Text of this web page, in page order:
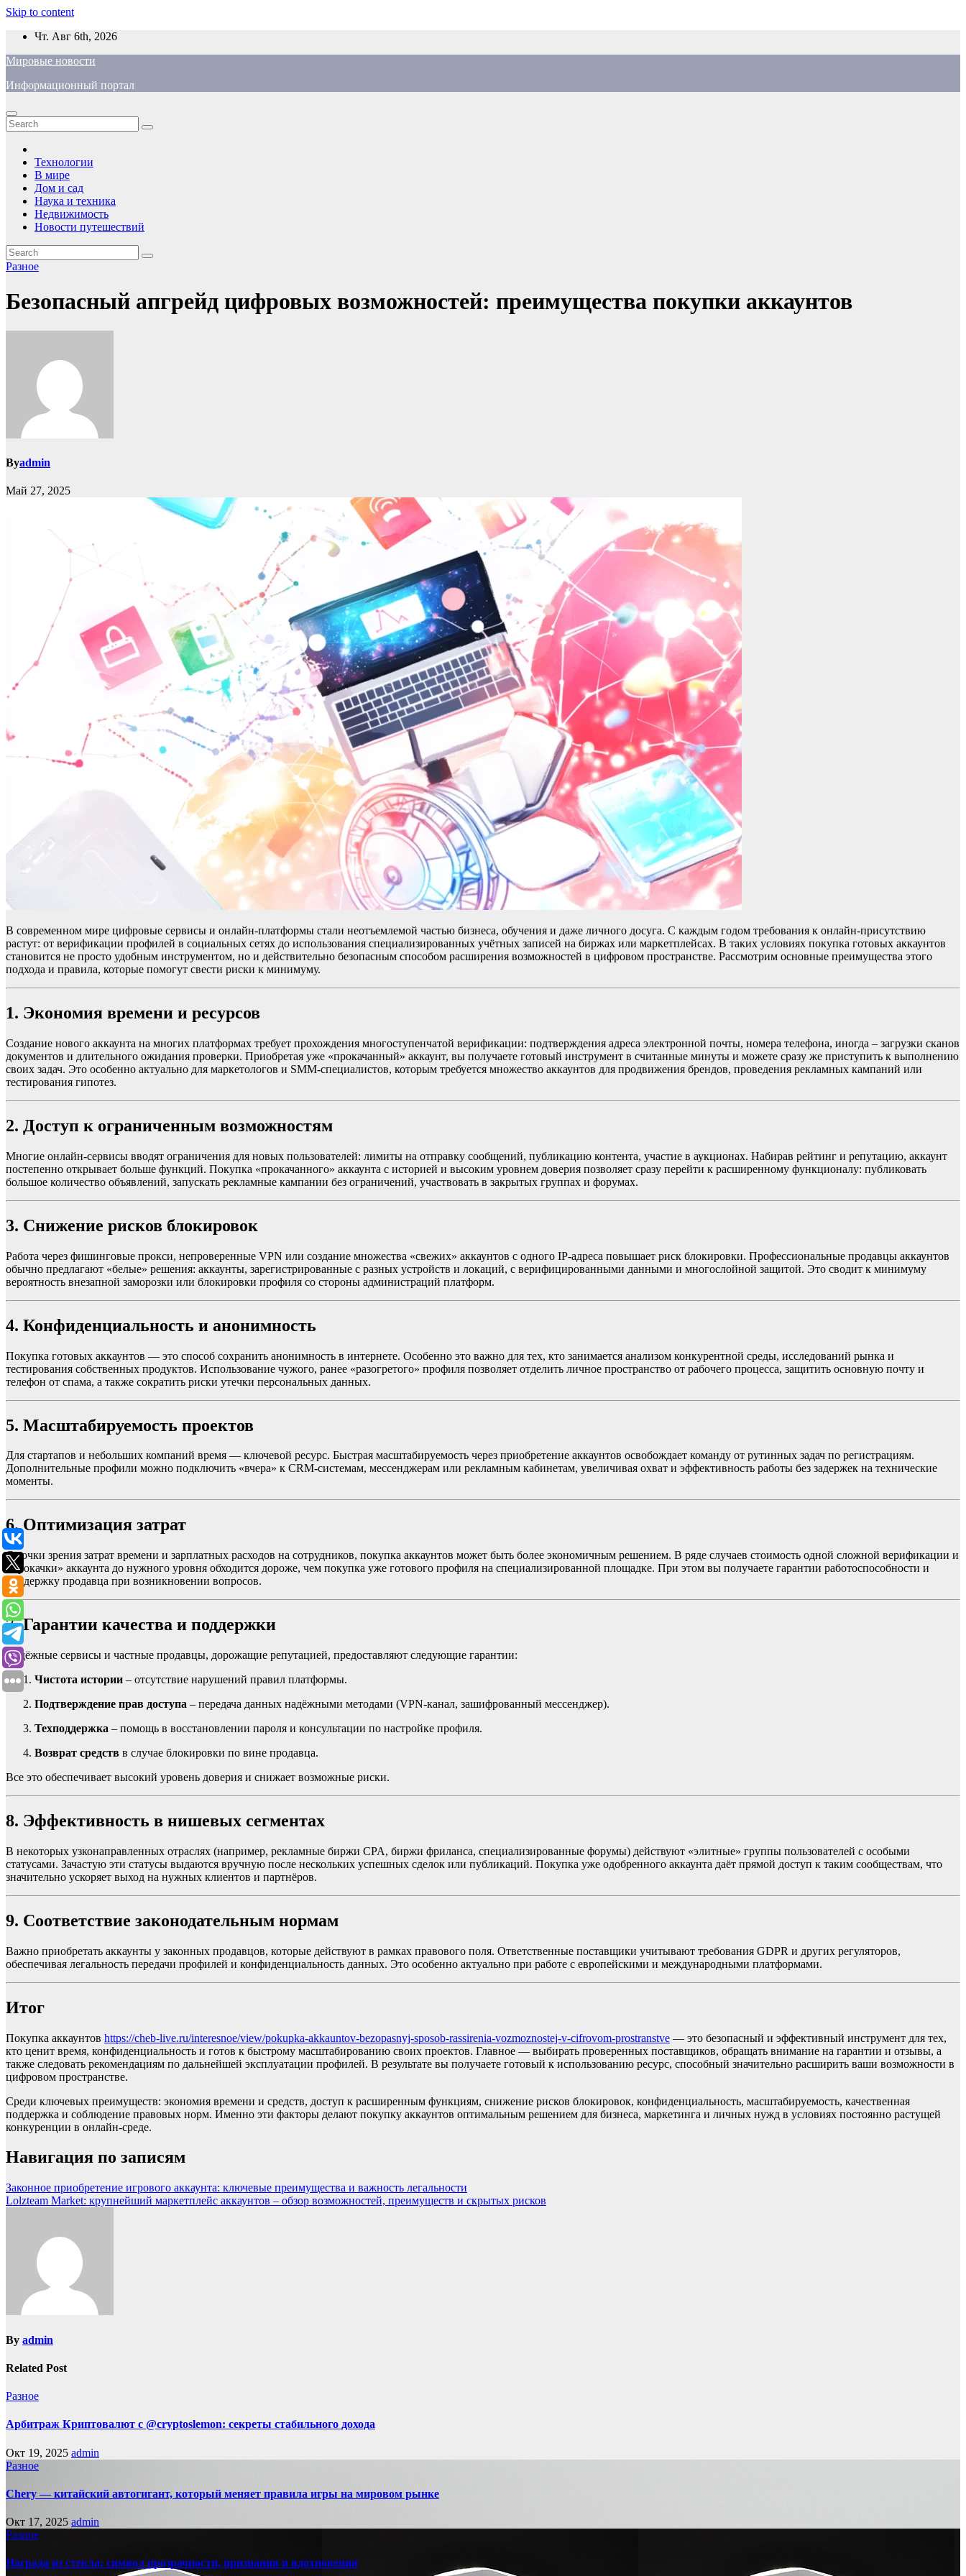
Skip to content
Чт. Авг 6th, 2026
Мировые новости
Информационный портал
Технологии
В мире
Дом и сад
Наука и техника
Недвижимость
Новости путешествий
Разное
Безопасный апгрейд цифровых возможностей: преимущества покупки аккаунтов
Byadmin
Май 27, 2025
В современном мире цифровые сервисы и онлайн-платформы стали неотъемлемой частью бизнеса, обучения и даже личного досуга. С каждым годом требования к онлайн-присутствию
растут: от верификации профилей в социальных сетях до использования специализированных учётных записей на биржах или маркетплейсах. В таких условиях покупка готовых аккаунтов
становится не просто удобным инструментом, но и действительно безопасным способом расширения возможностей в цифровом пространстве. Рассмотрим основные преимущества этого
подхода и правила, которые помогут свести риски к минимуму.
1. Экономия времени и ресурсов
Создание нового аккаунта на многих платформах требует прохождения многоступенчатой верификации: подтверждения адреса электронной почты, номера телефона, иногда – загрузки сканов
документов и длительного ожидания проверки. Приобретая уже «прокачанный» аккаунт, вы получаете готовый инструмент в считанные минуты и можете сразу же приступить к выполнению
своих задач. Это особенно актуально для маркетологов и SMM-специалистов, которым требуется множество аккаунтов для продвижения брендов, проведения рекламных кампаний или
тестирования гипотез.
2. Доступ к ограниченным возможностям
Многие онлайн-сервисы вводят ограничения для новых пользователей: лимиты на отправку сообщений, публикацию контента, участие в аукционах. Набирав рейтинг и репутацию, аккаунт
постепенно открывает больше функций. Покупка «прокачанного» аккаунта с историей и высоким уровнем доверия позволяет сразу перейти к расширенному функционалу: публиковать
большое количество объявлений, запускать рекламные кампании без ограничений, участвовать в закрытых группах и форумах.
3. Снижение рисков блокировок
Работа через фишинговые прокси, непроверенные VPN или создание множества «свежих» аккаунтов с одного IP-адреса повышает риск блокировки. Профессиональные продавцы аккаунтов
обычно предлагают «белые» решения: аккаунты, зарегистрированные с разных устройств и локаций, с верифицированными данными и многослойной защитой. Это сводит к минимуму
вероятность внезапной заморозки или блокировки профиля со стороны администраций платформ.
4. Конфиденциальность и анонимность
Покупка готовых аккаунтов — это способ сохранить анонимность в интернете. Особенно это важно для тех, кто занимается анализом конкурентной среды, исследований рынка и
тестирования собственных продуктов. Использование чужого, ранее «разогретого» профиля позволяет отделить личное пространство от рабочего процесса, защитить основную почту и
телефон от спама, а также сократить риски утечки персональных данных.
5. Масштабируемость проектов
Для стартапов и небольших компаний время — ключевой ресурс. Быстрая масштабируемость через приобретение аккаунтов освобождает команду от рутинных задач по регистрациям.
Дополнительные профили можно подключить «вчера» к CRM-системам, мессенджерам или рекламным кабинетам, увеличивая охват и эффективность работы без задержек на технические
моменты.
6. Оптимизация затрат
С точки зрения затрат времени и зарплатных расходов на сотрудников, покупка аккаунтов может быть более экономичным решением. В ряде случаев стоимость одной сложной верификации и
«прокачки» аккаунта до нужного уровня обходится дороже, чем покупка уже готового профиля на специализированной площадке. При этом вы получаете гарантии работоспособности и
поддержку продавца при возникновении вопросов.
7. Гарантии качества и поддержки
Надёжные сервисы и частные продавцы, дорожащие репутацией, предоставляют следующие гарантии:
Чистота истории – отсутствие нарушений правил платформы.
Подтверждение прав доступа – передача данных надёжными методами (VPN-канал, зашифрованный мессенджер).
Техподдержка – помощь в восстановлении пароля и консультации по настройке профиля.
Возврат средств в случае блокировки по вине продавца.
Все это обеспечивает высокий уровень доверия и снижает возможные риски.
8. Эффективность в нишевых сегментах
В некоторых узконаправленных отраслях (например, рекламные биржи CPA, биржи фриланса, специализированные форумы) действуют «элитные» группы пользователей с особыми
статусами. Зачастую эти статусы выдаются вручную после нескольких успешных сделок или публикаций. Покупка уже одобренного аккаунта даёт прямой доступ к таким сообществам, что
значительно ускоряет выход на нужных клиентов и партнёров.
9. Соответствие законодательным нормам
Важно приобретать аккаунты у законных продавцов, которые действуют в рамках правового поля. Ответственные поставщики учитывают требования GDPR и других регуляторов,
обеспечивая легальность передачи профилей и конфиденциальность данных. Это особенно актуально при работе с европейскими и международными платформами.
Итог
Покупка аккаунтов https://cheb-live.ru/interesnoe/view/pokupka-akkauntov-bezopasnyj-sposob-rassirenia-vozmoznostej-v-cifrovom-prostranstve — это безопасный и эффективный инструмент для тех,
кто ценит время, конфиденциальность и готов к быстрому масштабированию своих проектов. Главное — выбирать проверенных поставщиков, обращать внимание на гарантии и отзывы, а
также следовать рекомендациям по дальнейшей эксплуатации профилей. В результате вы получаете готовый к использованию ресурс, способный значительно расширить ваши возможности в
цифровом пространстве.
Среди ключевых преимуществ: экономия времени и средств, доступ к расширенным функциям, снижение рисков блокировок, конфиденциальность, масштабируемость, качественная
поддержка и соблюдение правовых норм. Именно эти факторы делают покупку аккаунтов оптимальным решением для бизнеса, маркетинга и личных нужд в условиях постоянно растущей
конкуренции в онлайн-среде.
Навигация по записям
Законное приобретение игрового аккаунта: ключевые преимущества и важность легальности
Lolzteam Market: крупнейший маркетплейс аккаунтов – обзор возможностей, преимуществ и скрытых рисков
By admin
Related Post
Разное
Арбитраж Криптовалют с @cryptoslemon: секреты стабильного дохода
Окт 19, 2025 admin
Разное
Chery — китайский автогигант, который меняет правила игры на мировом рынке
Окт 17, 2025 admin
Разное
Награда из стекла: символ прозрачности, признания и вдохновения